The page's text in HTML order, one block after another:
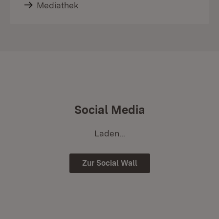
Mediathek
Social Media
Laden...
Zur Social Wall